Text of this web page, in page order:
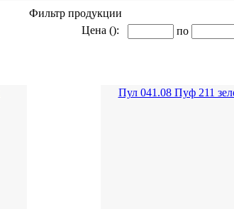
Фильтр продукции
Цена (): по
Пул 041.08 Пуф 211